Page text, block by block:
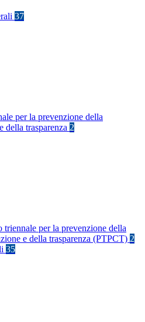
37
per la prevenzione della
della trasparenza 2
triennale per la prevenzione della
e della trasparenza (PTPCT) 2
35